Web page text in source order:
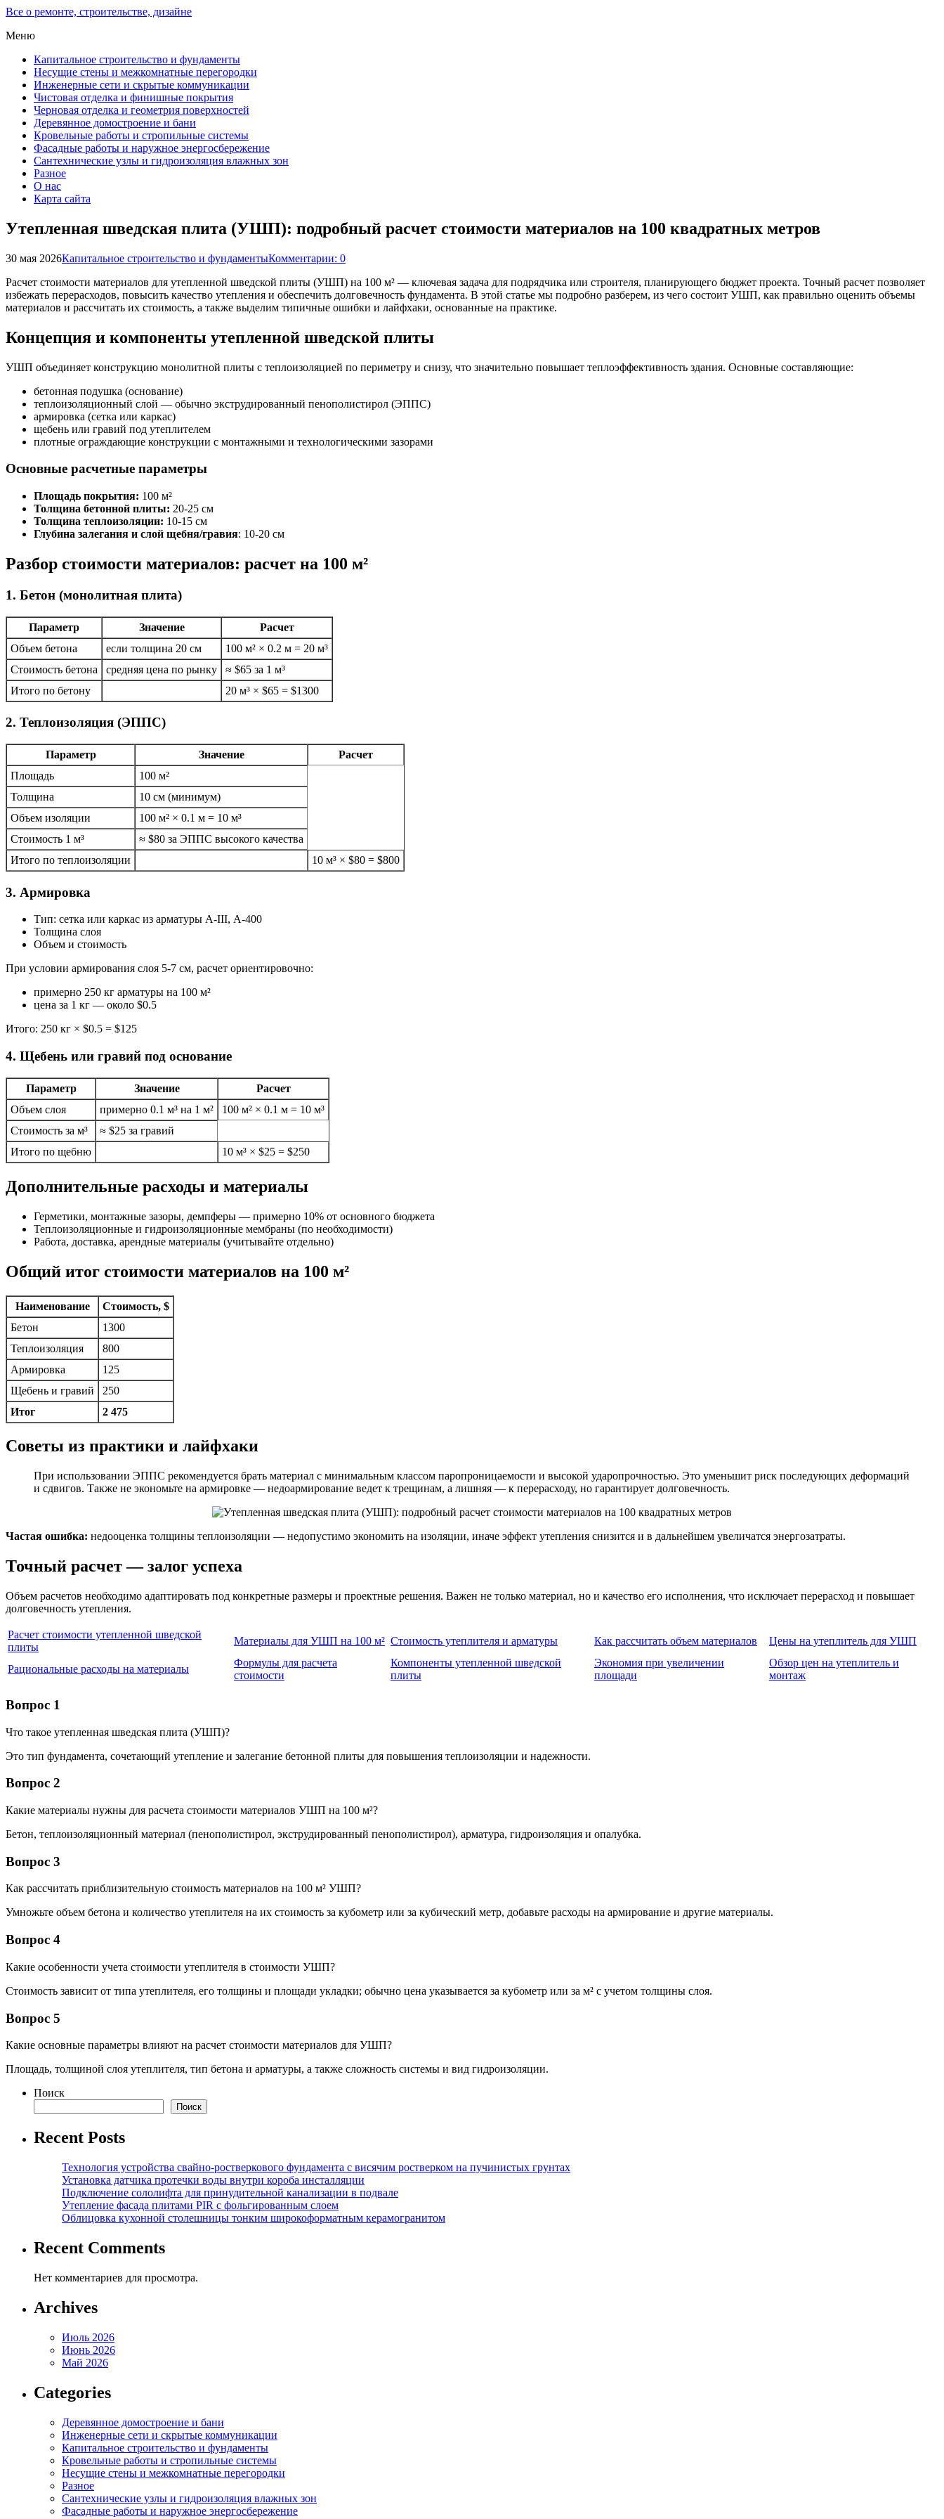
Все о ремонте, строительстве, дизайне
Меню
Капитальное строительство и фундаменты
Несущие стены и межкомнатные перегородки
Инженерные сети и скрытые коммуникации
Чистовая отделка и финишные покрытия
Черновая отделка и геометрия поверхностей
Деревянное домостроение и бани
Кровельные работы и стропильные системы
Фасадные работы и наружное энергосбережение
Сантехнические узлы и гидроизоляция влажных зон
Разное
О нас
Карта сайта
Утепленная шведская плита (УШП): подробный расчет стоимости материалов на 100 квадратных метров
30 мая 2026Капитальное строительство и фундаментыКомментарии: 0
Расчет стоимости материалов для утепленной шведской плиты (УШП) на 100 м² — ключевая задача для подрядчика или строителя, планирующего бюджет проекта. Точный расчет позволяет
избежать перерасходов, повысить качество утепления и обеспечить долговечность фундамента. В этой статье мы подробно разберем, из чего состоит УШП, как правильно оценить объемы
материалов и рассчитать их стоимость, а также выделим типичные ошибки и лайфхаки, основанные на практике.
Концепция и компоненты утепленной шведской плиты
УШП объединяет конструкцию монолитной плиты с теплоизоляцией по периметру и снизу, что значительно повышает теплоэффективность здания. Основные составляющие:
бетонная подушка (основание)
теплоизоляционный слой — обычно экструдированный пенополистирол (ЭППС)
армировка (сетка или каркас)
щебень или гравий под утеплителем
плотные ограждающие конструкции с монтажными и технологическими зазорами
Основные расчетные параметры
Площадь покрытия: 100 м²
Толщина бетонной плиты: 20-25 см
Толщина теплоизоляции: 10-15 см
Глубина залегания и слой щебня/гравия: 10-20 см
Разбор стоимости материалов: расчет на 100 м²
1. Бетон (монолитная плита)
Параметр Значение
Расчет
Объем бетона
если толщина 20 см
100 м² × 0.2 м = 20 м³
Стоимость бетона
средняя цена по рынку
≈ $65 за 1 м³
Итого по бетону
20 м³ × $65 = $1300
2. Теплоизоляция (ЭППС)
Параметр Значение
Расчет
Площадь
100 м²
Толщина
10 см (минимум)
Объем изоляции
100 м² × 0.1 м = 10 м³
Стоимость 1 м³
≈ $80 за ЭППС высокого качества
Итого по теплоизоляции
10 м³ × $80 = $800
3. Армировка
Тип: сетка или каркас из арматуры А-III, А-400
Толщина слоя
Объем и стоимость
При условии армирования слоя 5-7 см, расчет ориентировочно:
примерно 250 кг арматуры на 100 м²
цена за 1 кг — около $0.5
Итого: 250 кг × $0.5 = $125
4. Щебень или гравий под основание
Параметр Значение
Расчет
Объем слоя
примерно 0.1 м³ на 1 м²
100 м² × 0.1 м = 10 м³
Стоимость за м³
≈ $25 за гравий
Итого по щебню
10 м³ × $25 = $250
Дополнительные расходы и материалы
Герметики, монтажные зазоры, демпферы — примерно 10% от основного бюджета
Теплоизоляционные и гидроизоляционные мембраны (по необходимости)
Работа, доставка, арендные материалы (учитывайте отдельно)
Общий итог стоимости материалов на 100 м²
Наименование
Стоимость, $
Бетон
1300
Теплоизоляция
800
Армировка
125
Щебень и гравий
250
Итог
2 475
Советы из практики и лайфхаки
При использовании ЭППС рекомендуется брать материал с минимальным классом паропроницаемости и высокой ударопрочностью. Это уменьшит риск последующих деформаций
и сдвигов. Также не экономьте на армировке — недоармирование ведет к трещинам, а лишняя — к перерасходу, но гарантирует долговечность.
Частая ошибка: недооценка толщины теплоизоляции — недопустимо экономить на изоляции, иначе эффект утепления снизится и в дальнейшем увеличатся энергозатраты.
Точный расчет — залог успеха
Объем расчетов необходимо адаптировать под конкретные размеры и проектные решения. Важен не только материал, но и качество его исполнения, что исключает перерасход и повышает
долговечность утепления.
Расчет стоимости утепленной шведской
плиты
Материалы для УШП на 100 м² Стоимость утеплителя и арматуры Как рассчитать объем материалов Цены на утеплитель для УШП
Рациональные расходы на материалы
Формулы для расчета
стоимости
Компоненты утепленной шведской
плиты
Экономия при увеличении
площади
Обзор цен на утеплитель и
монтаж
Вопрос 1
Что такое утепленная шведская плита (УШП)?
Это тип фундамента, сочетающий утепление и залегание бетонной плиты для повышения теплоизоляции и надежности.
Вопрос 2
Какие материалы нужны для расчета стоимости материалов УШП на 100 м²?
Бетон, теплоизоляционный материал (пенополистирол, экструдированный пенополистирол), арматура, гидроизоляция и опалубка.
Вопрос 3
Как рассчитать приблизительную стоимость материалов на 100 м² УШП?
Умножьте объем бетона и количество утеплителя на их стоимость за кубометр или за кубический метр, добавьте расходы на армирование и другие материалы.
Вопрос 4
Какие особенности учета стоимости утеплителя в стоимости УШП?
Стоимость зависит от типа утеплителя, его толщины и площади укладки; обычно цена указывается за кубометр или за м² с учетом толщины слоя.
Вопрос 5
Какие основные параметры влияют на расчет стоимости материалов для УШП?
Площадь, толщиной слоя утеплителя, тип бетона и арматуры, а также сложность системы и вид гидроизоляции.
Поиск
Поиск
Recent Posts
Технология устройства свайно-ростверкового фундамента с висячим ростверком на пучинистых грунтах
Установка датчика протечки воды внутри короба инсталляции
Подключение сололифта для принудительной канализации в подвале
Утепление фасада плитами PIR с фольгированным слоем
Облицовка кухонной столешницы тонким широкоформатным керамогранитом
Recent Comments
Нет комментариев для просмотра.
Archives
Июль 2026
Июнь 2026
Май 2026
Categories
Деревянное домостроение и бани
Инженерные сети и скрытые коммуникации
Капитальное строительство и фундаменты
Кровельные работы и стропильные системы
Несущие стены и межкомнатные перегородки
Разное
Сантехнические узлы и гидроизоляция влажных зон
Фасадные работы и наружное энергосбережение